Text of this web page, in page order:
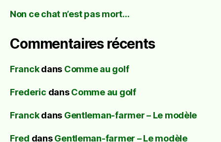
Non ce chat n’est pas mort…
Commentaires récents
Franckdans Comme au golf
Frederic dansComme au golf
Franckdans Gentleman-farmer – Le modèle
Fred dansGentleman-farmer – Le modèle